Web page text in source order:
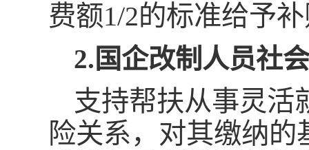
费额1/2的标准给予
2.国企改制人员社
支持帮扶从事灵活
险关系，对其缴纳